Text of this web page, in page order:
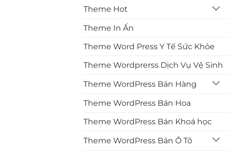
Theme Hot
Theme In Ấn
Theme Word Press Y Tế Sức Khỏe
Theme Wordprerss Dịch Vụ Vệ Sinh
Theme WordPress Bán Hàng
Theme WordPress Bán Hoa
Theme WordPress Bán Khoá học
Theme WordPress Bán Ô Tô